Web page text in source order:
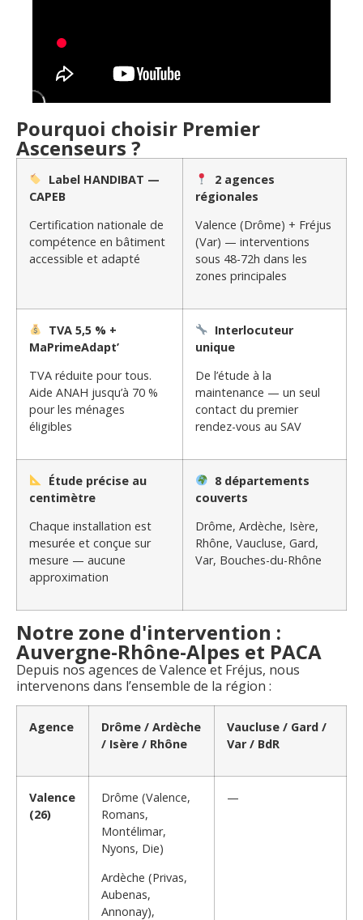
Pourquoi choisir Premier
Ascenseurs ?
Label HANDIBAT —
CAPEB
Certification nationale de
compétence en bâtiment
accessible et adapté
2 agences
régionales
Valence (Drôme) + Fréjus
(Var) — interventions
sous 48-72h dans les
zones principales
TVA 5,5 % +
MaPrimeAdapt’
TVA réduite pour tous.
Aide ANAH jusqu’à 70 %
pour les ménages
éligibles
Interlocuteur
unique
De l’étude à la
maintenance — un seul
contact du premier
rendez-vous au SAV
Étude précise au
centimètre
Chaque installation est
mesurée et conçue sur
mesure — aucune
approximation
8 départements
couverts
Drôme, Ardèche, Isère,
Rhône, Vaucluse, Gard,
Var, Bouches-du-Rhône
Notre zone d'intervention :
Auvergne-Rhône-Alpes et PACA
Depuis nos agences de Valence et Fréjus, nous
intervenons dans l’ensemble de la région :
Agence
Drôme / Ardèche
/ Isère / Rhône
Vaucluse / Gard /
Var / BdR
Valence
(26)
Drôme (Valence,
Romans,
Montélimar,
Nyons, Die)
Ardèche (Privas,
Aubenas,
Annonay),
—